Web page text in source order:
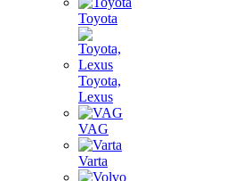
Toyota
Toyota,
Lexus
VAG
Varta